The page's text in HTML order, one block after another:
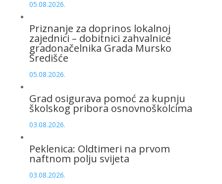
05.08.2026.
Priznanje za doprinos lokalnoj
zajednici – dobitnici zahvalnice
gradonačelnika Grada Mursko
Središće
05.08.2026.
Grad osigurava pomoć za kupnju
školskog pribora osnovnoškolcima
03.08.2026.
Peklenica: Oldtimeri na prvom
naftnom polju svijeta
03.08.2026.